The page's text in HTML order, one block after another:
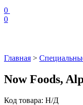
0
0
Главная >
Now Foods,
Код товара: Н/Д